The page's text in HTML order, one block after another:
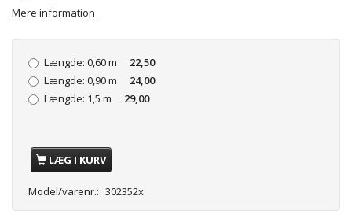
Mere information
Længde: 0,60 m
22,50
Længde: 0,90 m
24,00
Længde: 1,5 m 29,00
LÆG I KURV
Model/varenr.: 302352x